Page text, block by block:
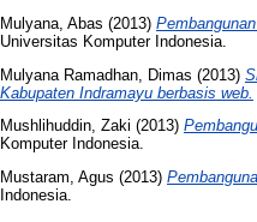
Mulyana, Abas (2013)
Universitas Komputer Indonesia.
Mulyana Ramadhan, Dimas (2013)
Kabupaten Indramayu berbasis web.
Mushlihuddin, Zaki (2013)
Komputer Indonesia.
Mustaram, Agus (2013)
Indonesia.